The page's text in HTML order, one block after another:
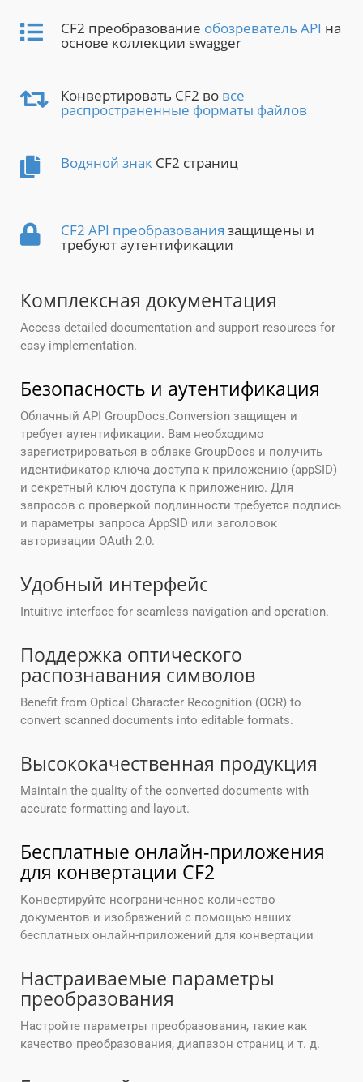
CF2 преобразование обозреватель API на
основе коллекции swagger
Конвертировать CF2 во все
распространенные форматы файлов
Водяной знак CF2 страниц
CF2 API преобразования защищены и
требуют аутентификации
Комплексная документация
Access detailed documentation and support resources for
easy implementation.
Безопасность и аутентификация
Облачный API GroupDocs.Conversion защищен и
требует аутентификации. Вам необходимо
зарегистрироваться в облаке GroupDocs и получить
идентификатор ключа доступа к приложению (appSID)
и секретный ключ доступа к приложению. Для
запросов с проверкой подлинности требуется подпись
и параметры запроса AppSID или заголовок
авторизации OAuth 2.0.
Удобный интерфейс
Intuitive interface for seamless navigation and operation.
Поддержка оптического
распознавания символов
Benefit from Optical Character Recognition (OCR) to
convert scanned documents into editable formats.
Высококачественная продукция
Maintain the quality of the converted documents with
accurate formatting and layout.
Бесплатные онлайн-приложения
для конвертации CF2
Конвертируйте неограниченное количество
документов и изображений с помощью наших
бесплатных онлайн-приложений для конвертации
Настраиваемые параметры
преобразования
Настройте параметры преобразования, такие как
качество преобразования, диапазон страниц и т. д.